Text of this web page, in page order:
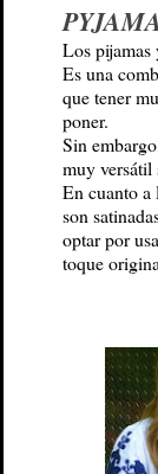
Los pijamas
Es una
que tener
poner.
Sin
muy versátil
En cuanto a
son
optar por
toque